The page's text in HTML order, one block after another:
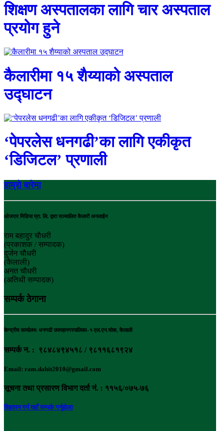
शिक्षण अस्पतालका लागि चार अस्पताल
प्रयोग हुने
कैलारीमा १५ शैय्याको अस्पताल
उद्घाटन
‘पेपरलेस धनगढी’का लागि एकीकृत
‘डिजिटल’ प्रणाली
हाम्रो बारेमा
ओजरार मिडिया प्रा. लि. द्वारा सञ्चालित कैलारी अनलाईन
राम बहादुर चाैधरी
(प्रकाशक / सम्पादक)
दुर्जन चाैधरी
(कैलाली)
अनत चौधरी
(अतिथी सम्पादक)
सम्पर्क ठेगाना
केन्द्रीय कार्यालयः धनगढी उपमहानगरपालिका–१ एल.एन.चोक, कैलाली
सम्पर्क न. : ९८४८४९४५१८ / ९८११६८१९२४
Email: ram.dahit2010@gmail.com
सूचना तथा प्रसारण विभाग दर्ता नं. : ११५६/०७५-७६
विज्ञापन गर्न यहाँ सम्पर्क गर्नुहोला